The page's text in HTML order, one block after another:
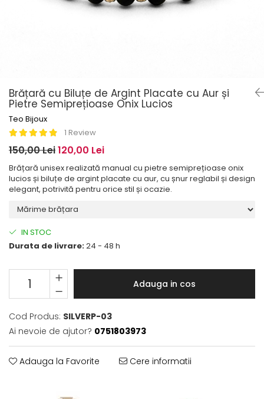
Brățară cu Biluțe de Argint Placate cu Aur și
Pietre Semiprețioase Onix Lucios
Teo Bijoux
1 Review
150,00 Lei120,00 Lei
Brățară unisex realizată manual cu pietre semiprețioase onix
lucios și biluțe de argint placate cu aur, cu șnur reglabil și design
elegant, potrivită pentru orice stil și ocazie.
IN STOC
Durata de livrare:24 - 48 h
Adauga in cos
Cod Produs: SILVERP-03
Ai nevoie de ajutor? 0751803973
Adauga la Favorite Cere informatii